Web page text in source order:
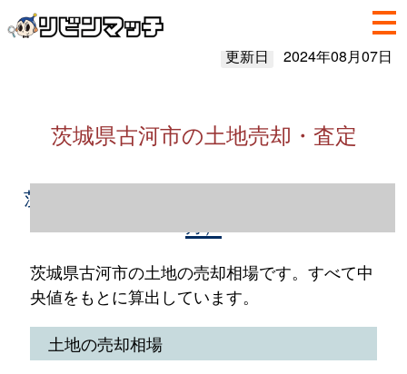
更新日 2024年08月07日
茨城県古河市の土地売却・査定
茨城県古河市の土地売却情報（2023年1～12
茨城県古河市の土地の売却相場です。すべて中
央値をもとに算出しています。
土地の売却相場